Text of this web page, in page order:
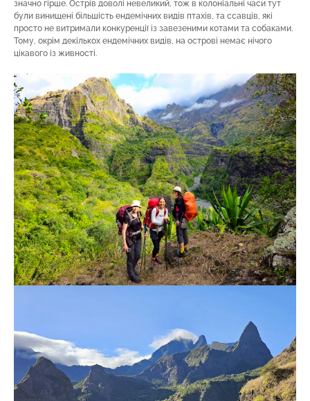
значно гірше. Острів доволі невеликий, тож в колоніальні часи тут
були винищені більшість ендемічних видів птахів, та ссавців, які
просто не витримали конкуренції із завезеними котами та собаками.
Тому, окрім декількох ендемічних видів, на острові немає нічого
цікавого із живності.